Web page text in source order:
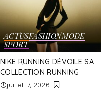
ACTUSFASHIONMODE
SPORT
NIKE RUNNING DÉVOILE SA
COLLECTION RUNNING
juillet 17, 2026